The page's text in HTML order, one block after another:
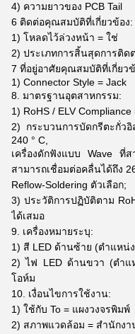
4) ความยาวของ PCB Tail
6 ติดต่อคุณสมบัติที่เกี่ยวข้อง:
1) โหลดไว้ล่วงหน้า = ใช่
2) ประเภทการสิ้นสุดการติด
7 ที่อยู่อาศัยคุณสมบัติที่เกี่ยว
1) Connector Style = Jack
8. มาตรฐานอุตสาหกรรม:
1) RoHS / ELV
2) กระบวนการบัดกรีตะกั่ว
240 ° C,
เครื่องดักฟังแบบ Wave ที่ส
สามารถเชื่อมต่อคลื่นได้ถึง
Reflow-Soldering ตัวเลือก;
3) ประวัติการปฏิบัติตาม
ได้เสมอ
9. เครื่องหมายระบุ:
1) สี LED ด้านซ้าย (ตำแหน่
2) ไฟ LED ด้านขวา (ตำ
โอห์ม
10. เงื่อนไขการใช้งาน:
1) ใช้กับ To = แผงวงจรพิมพ์
2) สภาพแวดล้อม = สำนักง